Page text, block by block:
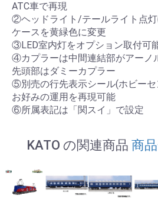
ATC車で再現
②ヘッドライト/テールライト点灯
ケースを黄緑色に変更
③LED室内灯をオプション取付可
④カプラーは中間連結部がアーノ
先頭部はダミーカプラー
⑤別売の行先表示シール(ホビー
お好みの運用を再現可能
⑥所属表記は「関スイ」で設定
KATO の関連商品 商